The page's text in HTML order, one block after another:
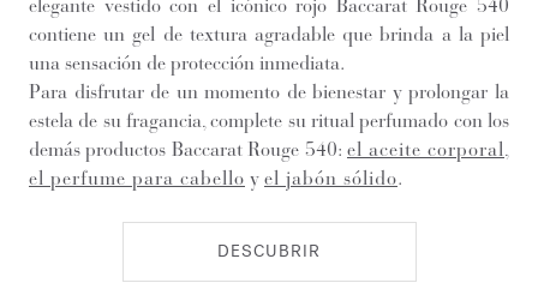
elegante vestido con el icónico rojo Baccarat Rouge 540
contiene un gel de textura agradable que brinda a la piel
una sensación de protección inmediata.
Para disfrutar de un momento de bienestar y prolongar la
estela de su fragancia, complete su ritual perfumado con los
demás productos Baccarat Rouge 540: el aceite corporal,
el perfume para cabello y el jabón sólido.
DESCUBRIR